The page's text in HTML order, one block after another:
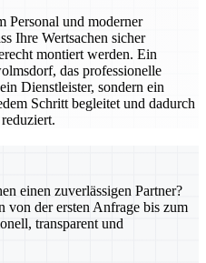
Personal und moderner
Ihre Wertsachen sicher
montiert werden. Ein
das professionelle
Dienstleister, sondern ein
Schritt begleitet und dadurch
einen zuverlässigen Partner?
von der ersten Anfrage bis zum
transparent und